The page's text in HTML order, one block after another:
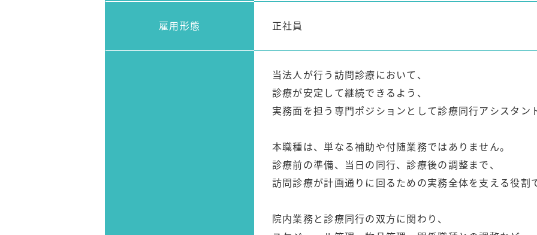
雇用形態 正社員
当法人が行う訪問診療において、
診療が安定して継続できるよう、
実務面を担う専門ポジションとして診療同行アシスタン
本職種は、単なる補助や付随業務ではありません。
診療前の準備、当日の同行、診療後の調整まで、
訪問診療が計画通りに回るための実務全体を支える役割
院内業務と診療同行の双方に関わり、